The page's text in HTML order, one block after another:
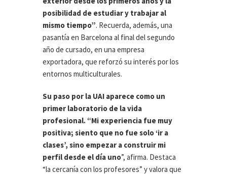
posibilidad de estudiar y trabajar al
mismo tiempo”. Recuerda, además, una
pasantía en Barcelona al final del segundo
año de cursado, en una empresa
exportadora, que reforzó su interés por los
entornos multiculturales.
Su paso por la UAI aparece como un
primer laboratorio de la vida
profesional. “Mi experiencia fue muy
positiva; siento que no fue solo ‘ir a
clases’, sino empezar a construir mi
perfil desde el día uno”, afirma. Destaca
“la cercanía con los profesores” y valora que